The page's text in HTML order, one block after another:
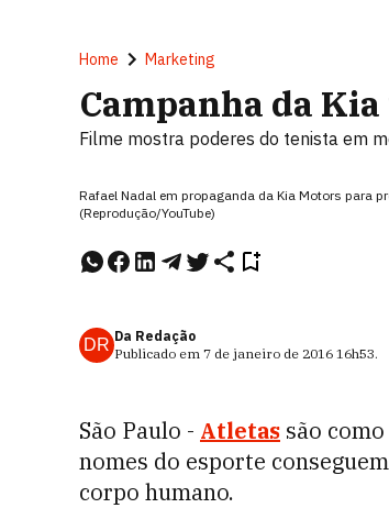
Home Marketing
Campanha da
Filme mostra poderes do tenista em
Rafael Nadal em propaganda da Kia Motors para
(Reprodução/YouTube)
DR Da Redação
Publicado em 7 de janeiro de 2016 16h53.
São Paulo - Atletas são
nomes do esporte
corpo humano.